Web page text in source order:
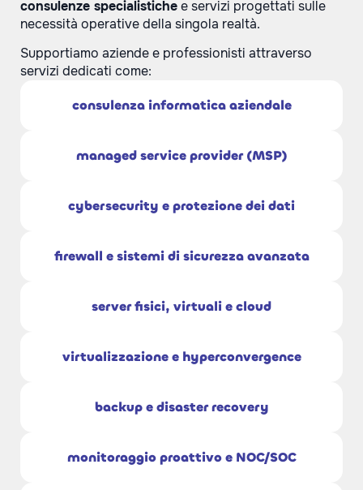
consulenze specialistichee servizi progettati sulle
necessità operative della singola realtà.
Supportiamo aziende e professionisti attraverso
servizi dedicati come:
consulenza informatica aziendale
managed service provider (MSP)
cybersecurity e protezione dei dati
firewall e sistemi di sicurezza avanzata
server fisici, virtuali e cloud
virtualizzazione e hyperconvergence
backup e disaster recovery
monitoraggio proattivo e NOC/SOC